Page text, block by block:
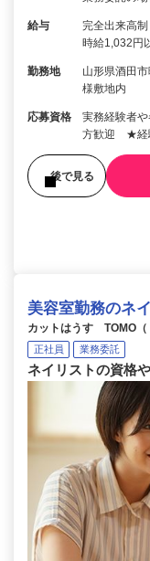
給与
完全出来高
時給1,032円
勤務地
山形県酒田
様敷地内
応募資格
実務経験者
方歓迎 ★経
後で見る
美容室勤務のネ
カットはうす TOMO（
正社員 業務委託
ネイリストの資格